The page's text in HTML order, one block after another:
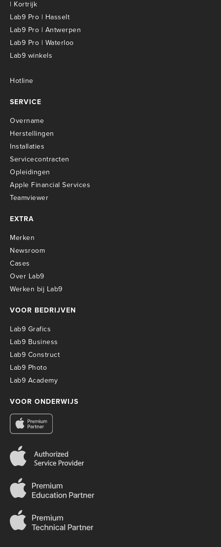
| Kortrijk
Lab9 Pro | Hasselt
Lab9 Pro | Antwerpen
Lab9 Pro | Waterloo
Lab9 winkels
Hotline
SERVICE
Overname
Herstellingen
Installaties
Servicecontracten
Opleidingen
Apple Financial Services
Teamviewer
EXTRA
Merken
Newsroom
Cases
Over Lab9
Werken bij Lab9
VOOR BEDRIJVEN
Lab9 Grafics
Lab9 Business
Lab9 Construct
Lab9 Photo
Lab9 Academy
VOOR ONDERWIJS